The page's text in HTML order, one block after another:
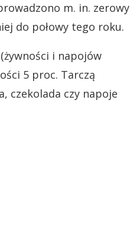
m. in. zerowy
do połowy tego roku.
i napojów
5 proc. Tarczą
czekolada czy napoje